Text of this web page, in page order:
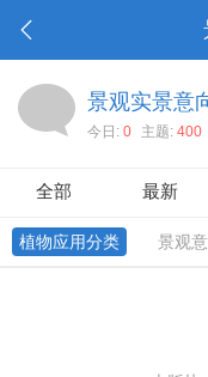
景观实景意
今日: 0 主题: 400
全部 最新
植物应用分类 景观